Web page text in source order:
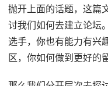
抛开上面的话题，这篇
讨我们如何去建立论坛
选手，你也有能力有兴
区，你如何做到更好的